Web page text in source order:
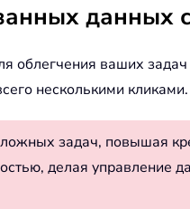
облегчения ваших
несколькими
задач, повышая
делая управление